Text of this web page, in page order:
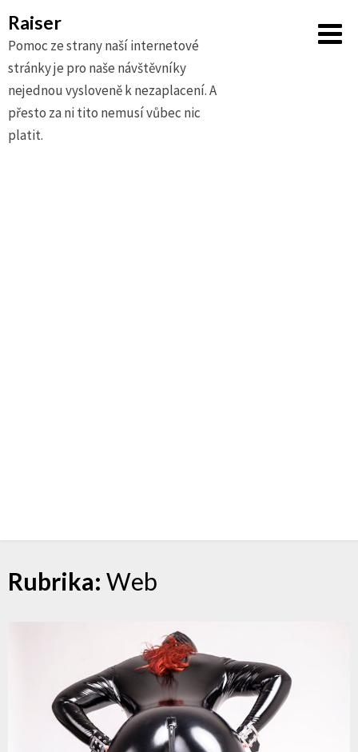
Raiser
Pomoc ze strany naší internetové
stránky je pro naše návštěvníky
nejednou vysloveně k nezaplacení. A
přesto za ni tito nemusí vůbec nic
platit.
Skip
Rubrika: Web